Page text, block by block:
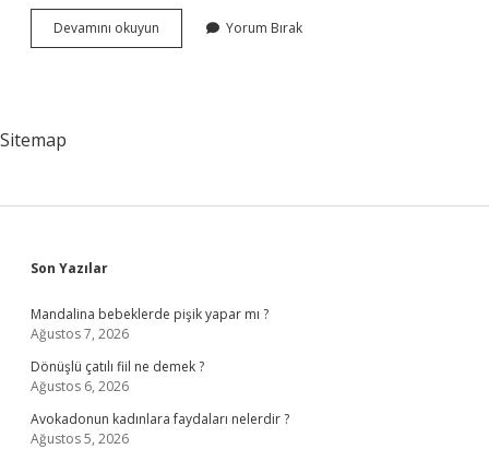
Devamını okuyun Afganlar
Peştun
Yorum Bırak
Sitemap
Sidebar
Son Yazılar
Mandalina bebeklerde pişik yapar mı ?
Ağustos 7, 2026
Dönüşlü çatılı fiil ne demek ?
Ağustos 6, 2026
Avokadonun kadınlara faydaları nelerdir ?
Ağustos 5, 2026